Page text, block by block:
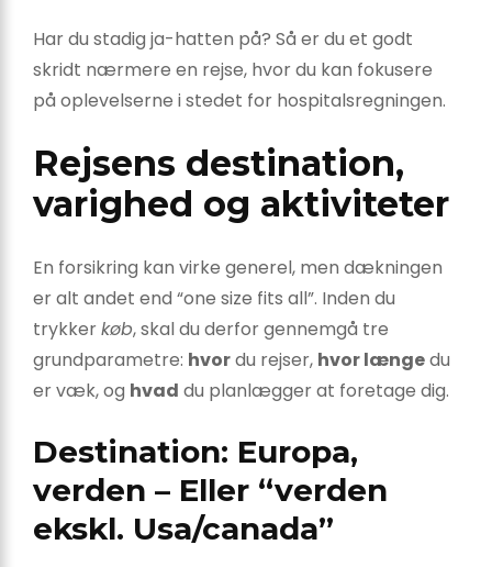
Har du stadig ja-hatten på? Så er du et godt
skridt nærmere en rejse, hvor du kan fokusere
på oplevelserne i stedet for hospitalsregningen.
Rejsens destination,
varighed og aktiviteter
En forsikring kan virke generel, men dækningen
er alt andet end “one size fits all”. Inden du
trykkerkøb, skal du derfor gennemgå tre
grundparametre: hvordu rejser, hvor længedu
er væk, og hvad du planlægger at foretage dig.
Destination: Europa,
verden – Eller “verden
ekskl. Usa/canada”